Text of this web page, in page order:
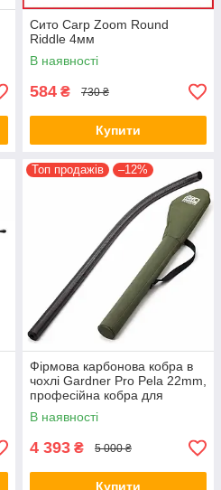
Сито Carp Zoom Round
Riddle 4мм
В наявності
584 ₴ 730 ₴
Купити
Топ продажів –12%
Фірмова карбонова кобра в
чохлі Gardner Pro Pela 22mm,
професійна кобра для
риболовлі Gardner Pro Pela
В наявності
4 393 ₴ 5 000 ₴
Купити